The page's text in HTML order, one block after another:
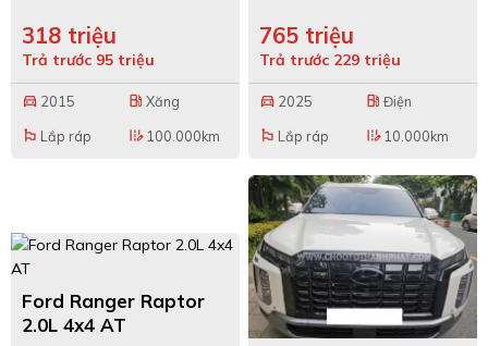
318 triệu
Trả trước 95 triệu
directions_car 2015 local_gas_station Xăng
emoji_flags Lắp ráp edit_road 100.000km
765 triệu
Trả trước 229 triệu
directions_car 2025 local_gas_station Điện
emoji_flags Lắp ráp edit_road 10.000km
Ford Ranger Raptor
2.0L 4x4 AT